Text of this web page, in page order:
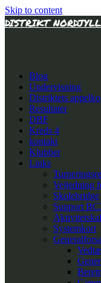
Skip to content
DISTRIKT
Blog
Undervisning
Distriktets
Resultater
DBF
Kreds 4
kontakt
Klubber
Links
Vejledning
Skolebridge
Support
Systemkort